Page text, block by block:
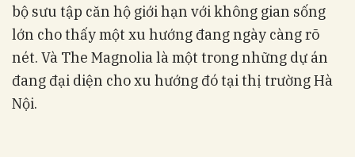
bộ sưu tập căn hộ giới hạn với không gian sống
lớn cho thấy một xu hướng đang ngày càng rõ
nét. Và The Magnolia là một trong những dự án
đang đại diện cho xu hướng đó tại thị trường Hà
Nội.